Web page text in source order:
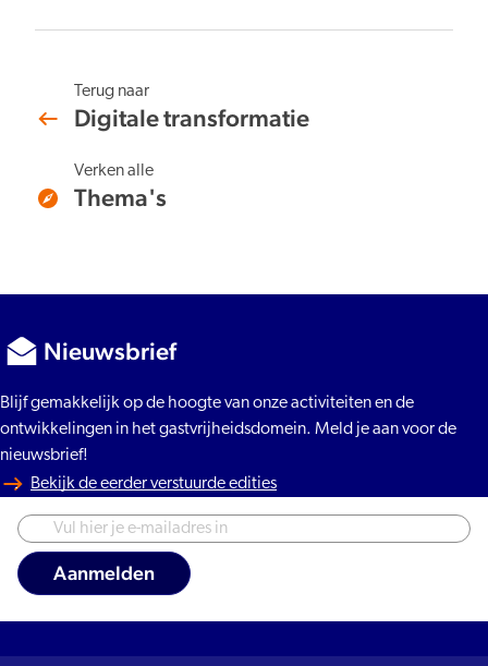
Terug naar
Digitale transformatie
Verken alle
Thema's
Nieuwsbrief
Blijf gemakkelijk op de hoogte van onze activiteiten en de
ontwikkelingen in het gastvrijheidsdomein. Meld je aan voor de
nieuwsbrief!
Bekijk de eerder verstuurde edities